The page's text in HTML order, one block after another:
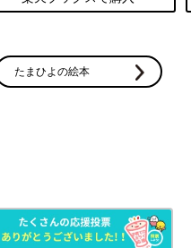
たまひよの絵本